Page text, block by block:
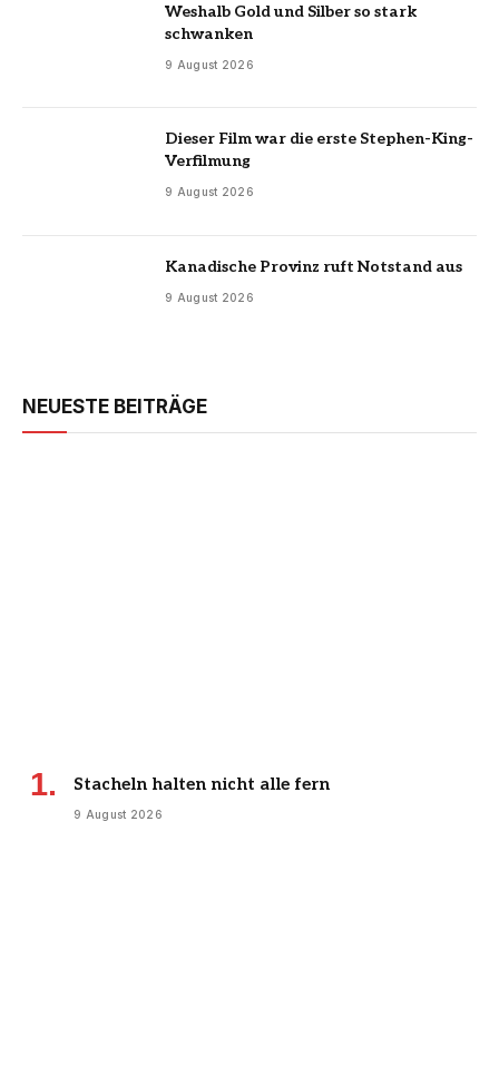
Weshalb Gold und Silber so stark
schwanken
9 August 2026
Dieser Film war die erste Stephen-King-
Verfilmung
9 August 2026
Kanadische Provinz ruft Notstand aus
9 August 2026
NEUESTE BEITRÄGE
Stacheln halten nicht alle fern
9 August 2026